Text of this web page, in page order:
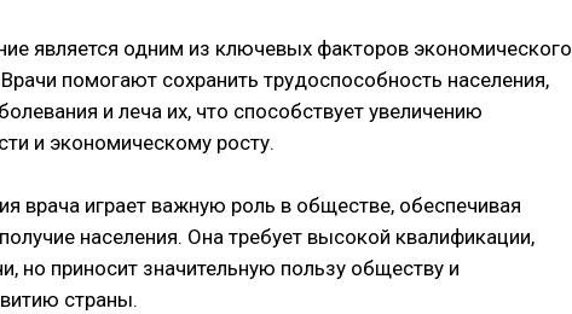
является одним из ключевых факторов экономического
помогают сохранить трудоспособность населения,
и леча их, что способствует увеличению
и экономическому росту.
врача играет важную роль в обществе, обеспечивая
населения. Она требует высокой квалификации,
но приносит значительную пользу обществу и
страны.